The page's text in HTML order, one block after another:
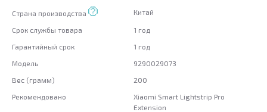
Страна производства Китай
Срок службы товара
1 год
Гарантийный срок
1 год
Модель
9290029073
Вес (грамм)
200
Рекомендовано
Xiaomi Smart Lightstrip Pro
Extension